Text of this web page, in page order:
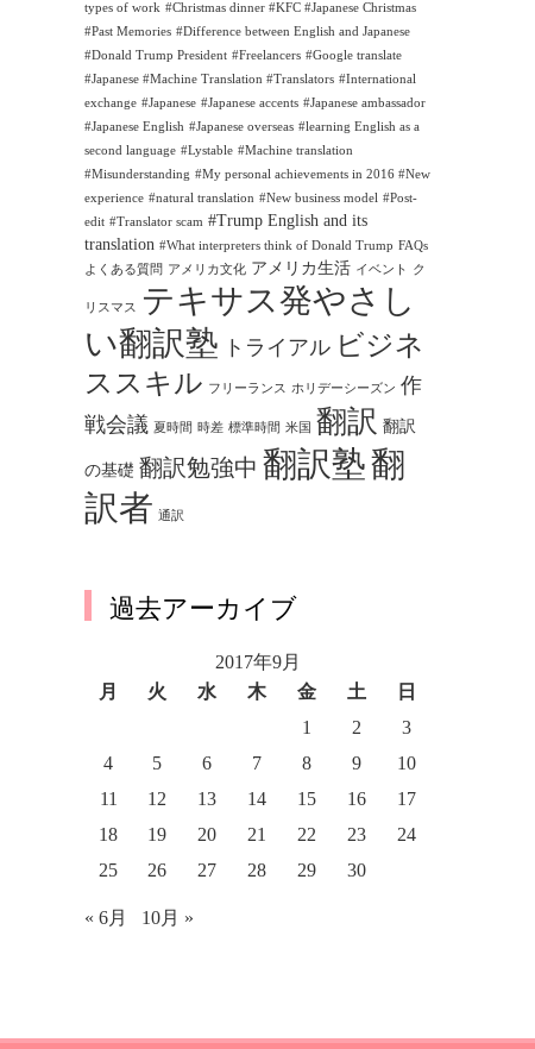
types of work #Christmas dinner #KFC #Japanese Christmas
#Past Memories #Difference between English and Japanese
#Donald Trump President #Freelancers #Google translate
#Japanese #Machine Translation #Translators #International
exchange #Japanese #Japanese accents #Japanese ambassador
#Japanese English #Japanese overseas #learning English as a
second language #Lystable #Machine translation
#Misunderstanding #My personal achievements in 2016 #New
experience #natural translation #New business model #Post-
edit #Translator scam #Trump English and its
translation #What interpreters think of Donald Trump FAQs
よくある質問 アメリカ文化 アメリカ生活 イベント ク
リスマス
テキサス発やさし
い翻訳塾 トライアル ビジネ
ススキル フリーランス ホリデーシーズン 作
戦会議 夏時間 時差 標準時間 米国 翻訳 翻訳
の基礎 翻訳勉強中 翻訳塾翻
訳者 通訳
過去アーカイブ
2017年9月
月
火 水 木 金 土
日
1
2
3
4
5 6 7 8 9
10
11
12 13 14 15 16
17
18
19 20 21 22 23
24
25
26 27 28 29 30
« 6月 10月 »